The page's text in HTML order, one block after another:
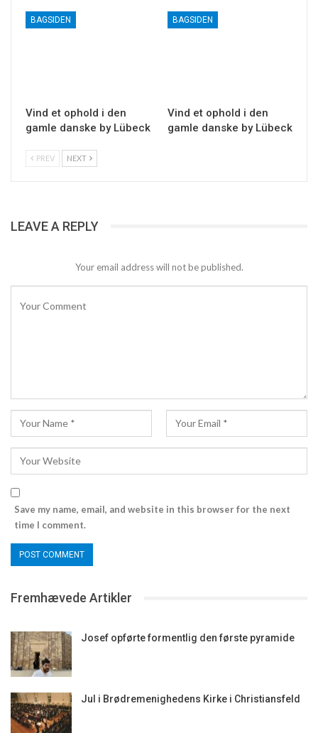
BAGSIDEN
Vind et ophold i den
gamle danske by Lübeck
BAGSIDEN
Vind et ophold i den
gamle danske by Lübeck
PREV NEXT
LEAVE A REPLY
Your email address will not be published.
Save my name, email, and website in this browser for the next
time I comment.
Fremhævede Artikler
Josef opførte formentlig den første pyramide
Jul i Brødremenighedens Kirke i Christiansfeld